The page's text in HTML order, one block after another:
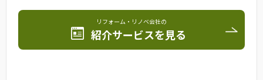
リフォーム・リノベ会社の
紹介サービスを見る